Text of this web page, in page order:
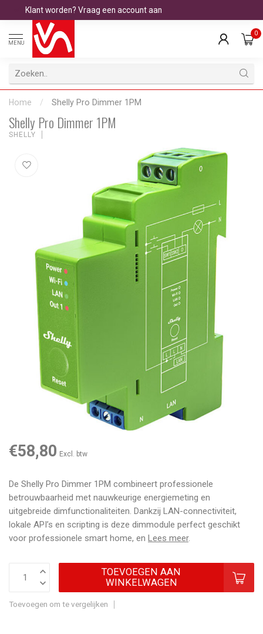
Klant worden? Vraag een account aan
MENU
0
Home / Shelly Pro Dimmer 1PM
Shelly Pro Dimmer 1PM
SHELLY
€58,80 Excl. btw
De Shelly Pro Dimmer 1PM combineert professionele
betrouwbaarheid met nauwkeurige energiemeting en
uitgebreide dimfunctionaliteiten. Dankzij LAN-connectiviteit,
lokale API’s en scripting is deze dimmodule perfect geschikt
voor professionele smart home, en Lees meer.
TOEVOEGEN AAN
WINKELWAGEN
Toevoegen om te vergelijken